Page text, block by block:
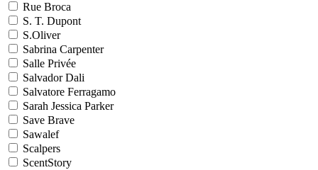
Rue Broca
S. T. Dupont
S.Oliver
Sabrina Carpenter
Salle Privée
Salvador Dali
Salvatore Ferragamo
Sarah Jessica Parker
Save Brave
Sawalef
Scalpers
ScentStory